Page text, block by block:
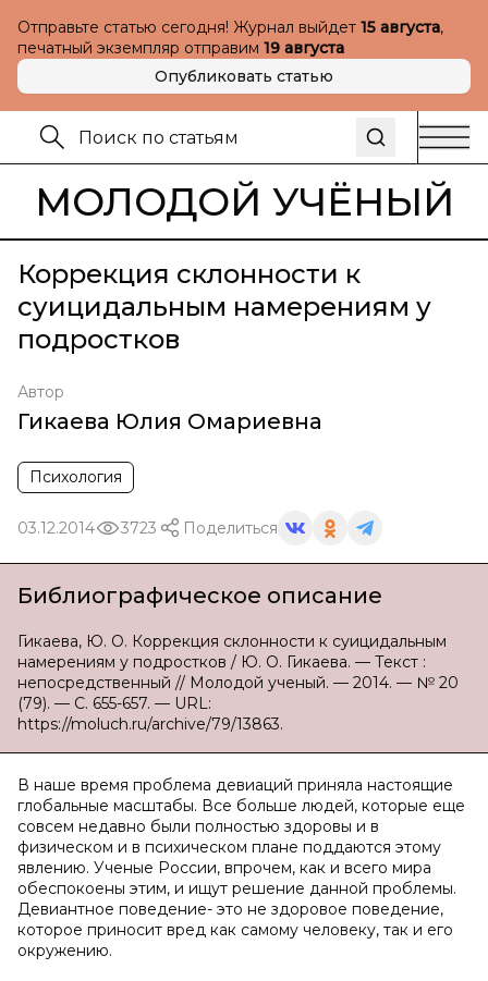
Отправьте статью сегодня! Журнал выйдет 15 августа,
печатный экземпляр отправим 19 августа
Опубликовать статью
МОЛОДОЙ УЧЁНЫЙ
Коррекция склонности к
суицидальным намерениям у
подростков
Автор
Гикаева Юлия Омариевна
Психология
03.12.2014 3723 Поделиться
Библиографическое описание
Гикаева, Ю. О. Коррекция склонности к суицидальным
намерениям у подростков / Ю. О. Гикаева. — Текст :
непосредственный // Молодой ученый. — 2014. — № 20
(79). — С. 655-657. — URL:
https://moluch.ru/archive/79/13863.
В наше время проблема девиаций приняла настоящие
глобальные масштабы. Все больше людей, которые еще
совсем недавно были полностью здоровы и в
физическом и в психическом плане поддаются этому
явлению. Ученые России, впрочем, как и всего мира
обеспокоены этим, и ищут решение данной проблемы.
Девиантное поведение- это не здоровое поведение,
которое приносит вред как самому человеку, так и его
окружению.